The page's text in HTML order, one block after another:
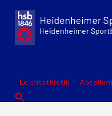
content
Heidenheimer
Heidenheimer
Leichtathletik